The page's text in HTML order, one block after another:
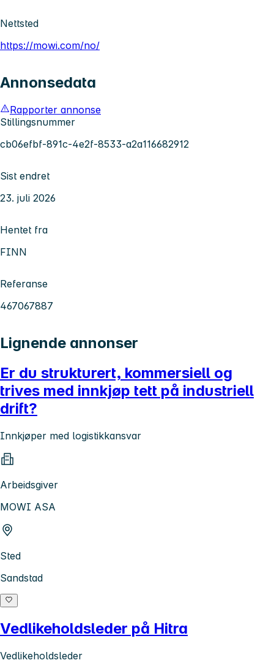
Nettsted
https://mowi.com/no/
Annonsedata
Rapporter annonse
Stillingsnummer
cb06efbf-891c-4e2f-8533-a2a116682912
Sist endret
23. juli 2026
Hentet fra
FINN
Referanse
467067887
Lignende annonser
Er du strukturert, kommersiell og
trives med innkjøp tett på industriell
drift?
Innkjøper med logistikkansvar
Arbeidsgiver
MOWI ASA
Sted
Sandstad
Vedlikeholdsleder på Hitra
Vedlikeholdsleder